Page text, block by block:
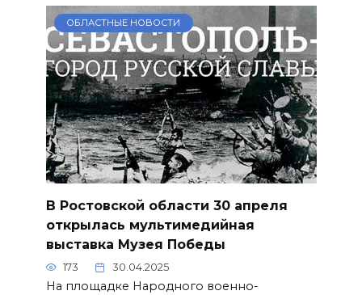
ОБЛАСТНЫЕ НОВОСТИ
В Ростовской области 30 апреля
открылась мультимедийная
выставка Музея Победы
173 30.04.2025
На площадке Народного военно-